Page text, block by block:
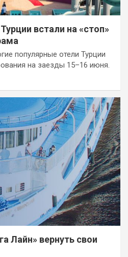
встали на «стоп»
популярные отели Турции
на заезды 15–16 июня.
Лайн» вернуть свои